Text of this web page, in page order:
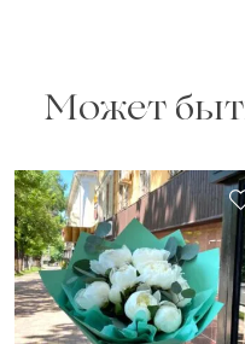
Может